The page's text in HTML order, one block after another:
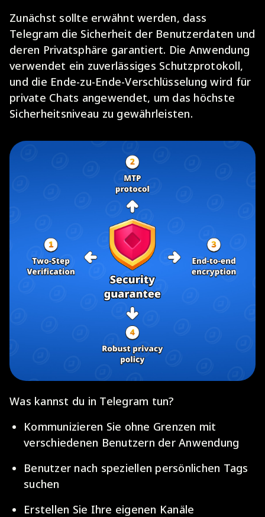
Zunächst sollte erwähnt werden, dass
Telegram die Sicherheit der Benutzerdaten und
deren Privatsphäre garantiert. Die Anwendung
verwendet ein zuverlässiges Schutzprotokoll,
und die Ende-zu-Ende-Verschlüsselung wird für
private Chats angewendet, um das höchste
Sicherheitsniveau zu gewährleisten.
Was kannst du in Telegram tun?
Kommunizieren Sie ohne Grenzen mit
verschiedenen Benutzern der Anwendung
Benutzer nach speziellen persönlichen Tags
suchen
Erstellen Sie Ihre eigenen Kanäle